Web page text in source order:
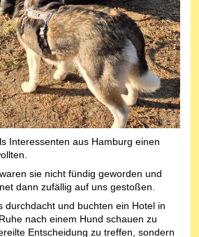
Interessenten aus Hamburg einen
sie nicht fündig geworden und
dann zufällig auf uns gestoßen.
durchdacht und buchten ein Hotel in
nach einem Hund schauen zu
Entscheidung zu treffen, sondern